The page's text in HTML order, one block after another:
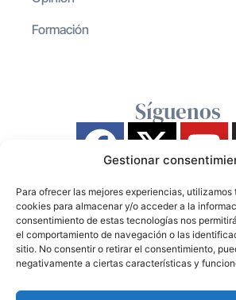
Gestionar
Para ofrecer las mejores experiencias,
cookies para almacenar y/o acceder a la
consentimiento de estas tecnologías nos
el comportamiento de navegación o las
sitio. No consentir o retirar el consentimiento,
negativamente a ciertas características y
Formación
Síguenos